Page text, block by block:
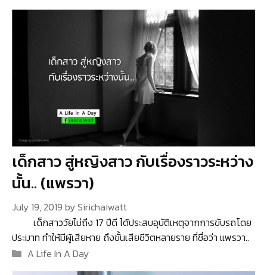
เด็กสาว สู่หญิงสาว กับเรื่องราวระหว่าง
นั้น.. (แพรวา)
July 19, 2019 bySirichaiwatt
เด็กสาววัยไม่ถึง 17 ปีดี ได้ประสบอุบัติเหตุจากการขับรถโดย
ประมาท ทำให้มีผู้เสียหาย ถึงขั้นเสียชีวิตหลายราย ที่ชื่อว่า แพรวา..
Categories
A Life In A Day